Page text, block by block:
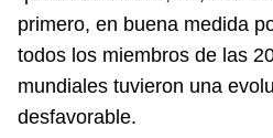
primero, en buena medida
todos los miembros de las
mundiales tuvieron una
desfavorable.